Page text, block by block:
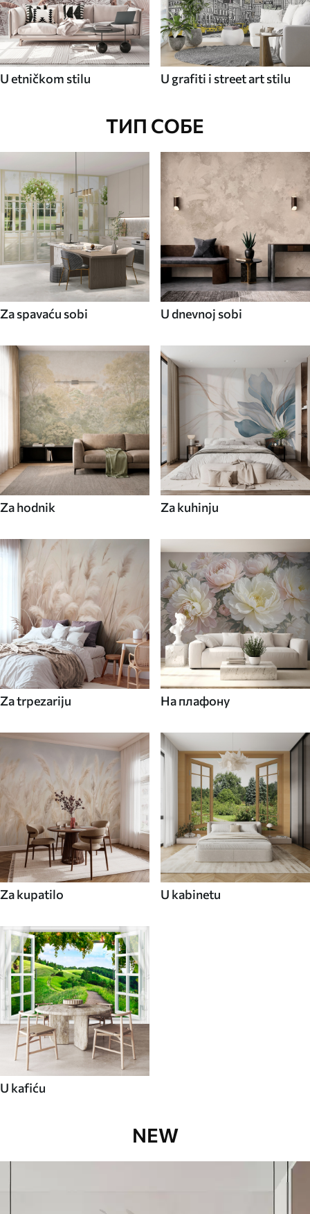
U etničkom stilu U grafiti i street art stilu
ТИП СОБЕ
Za spavaću sobi U dnevnoj sobi
Za hodnik Za kuhinju
Za trpezariju На плафону
Za kupatilo U kabinetu
U kafiću
NEW